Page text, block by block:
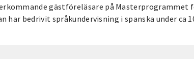
gästföreläsare på Masterprogrammet
har bedrivit språkundervisning i spanska under ca